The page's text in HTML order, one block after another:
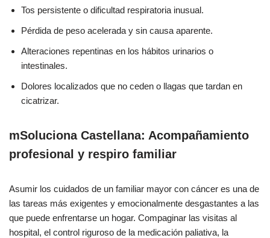
Tos persistente o dificultad respiratoria inusual.
Pérdida de peso acelerada y sin causa aparente.
Alteraciones repentinas en los hábitos urinarios o
intestinales.
Dolores localizados que no ceden o llagas que tardan en
cicatrizar.
mSoluciona Castellana: Acompañamiento
profesional y respiro familiar
Asumir los cuidados de un familiar mayor con cáncer es una de
las tareas más exigentes y emocionalmente desgastantes a las
que puede enfrentarse un hogar. Compaginar las visitas al
hospital, el control riguroso de la medicación paliativa, la